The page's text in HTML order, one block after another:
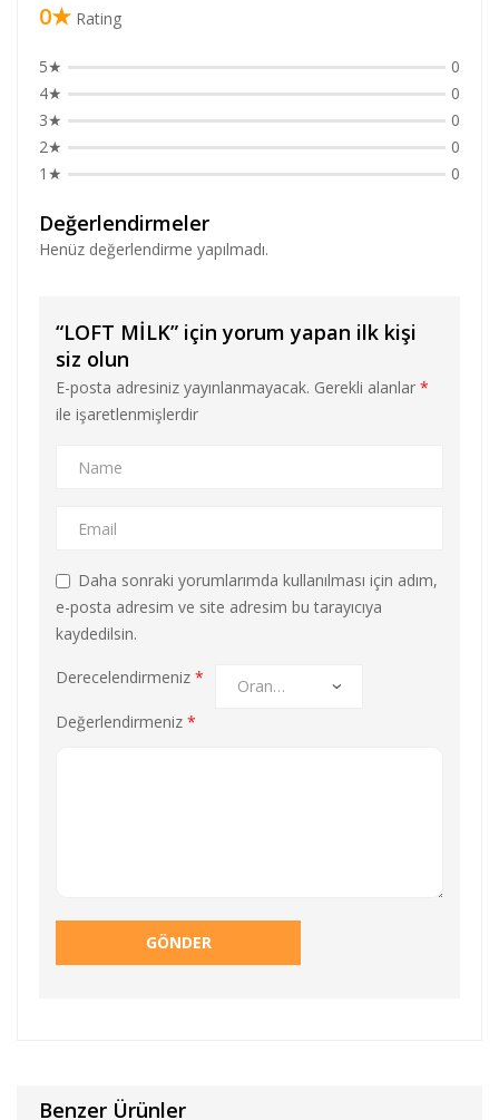
0★ Rating
5★
0
4★
0
3★
0
2★
0
1★
0
Değerlendirmeler
Henüz değerlendirme yapılmadı.
“LOFT MİLK” için yorum yapan ilk kişi
siz olun
E-posta adresiniz yayınlanmayacak. Gerekli alanlar *
ile işaretlenmişlerdir
Daha sonraki yorumlarımda kullanılması için adım,
e-posta adresim ve site adresim bu tarayıcıya
kaydedilsin.
Derecelendirmeniz *
Değerlendirmeniz *
Benzer Ürünler